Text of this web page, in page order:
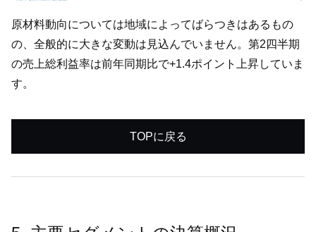
原材料動向については地域によってばらつきはあるもの
の、全般的に大きな変動は見込んでいません。第2四半期
の売上総利益率は前年同期比で+1.4ポイント上昇していま
す。
TOPに戻る